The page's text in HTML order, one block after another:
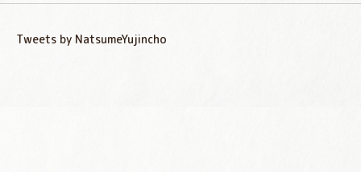
Tweets by NatsumeYujincho